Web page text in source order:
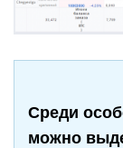
Среди
можно